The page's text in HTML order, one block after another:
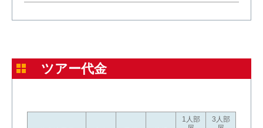
ツアー代金
1人部
3人部